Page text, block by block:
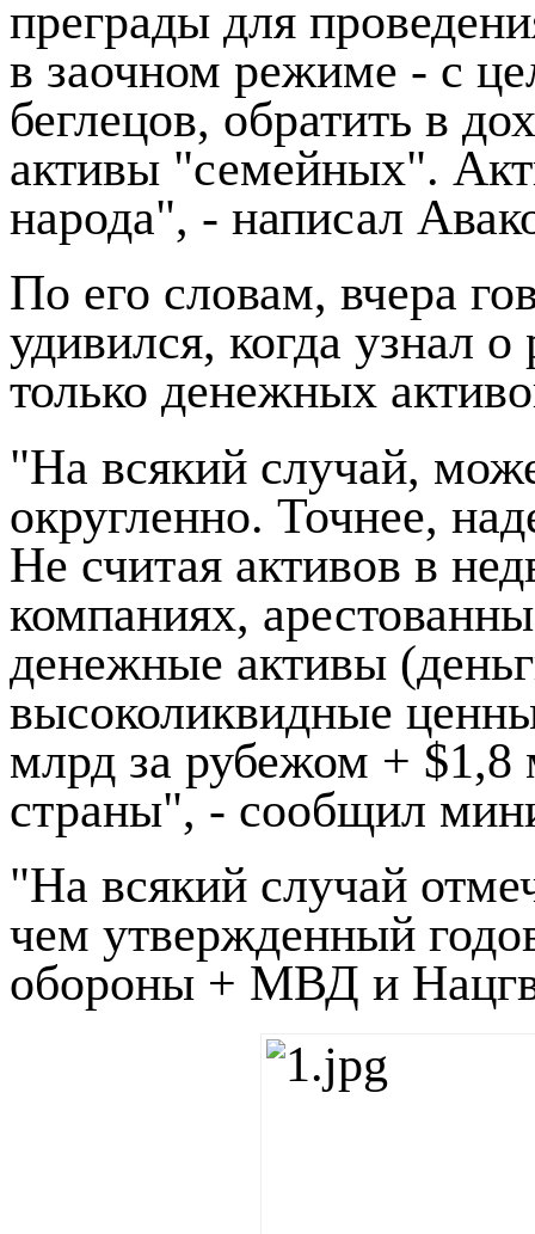
преграды для
в заочном режиме - с
беглецов, обратить в
активы "семейных".
народа", - написал
По его словам, вчера
удивился, когда узнал
только денежных
"На всякий случай,
округленно. Точнее,
Не считая активов в
компаниях,
денежные активы
высоколиквидные
млрд за рубежом + $1,8
страны", - сообщил
"На всякий случай
чем утвержденный
обороны + МВД и